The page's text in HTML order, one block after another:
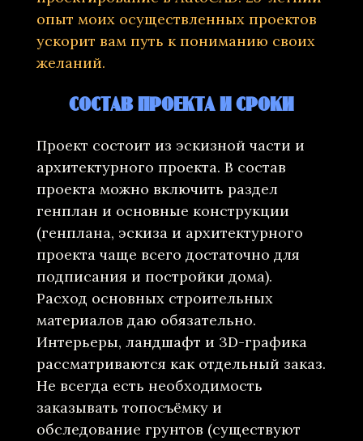
опыт моих осуществленных проектов
ускорит вам путь к пониманию своих
желаний.
СОСТАВ ПРОЕКТА И СРОКИ
Проект состоит из эскизной части и
архитектурного проекта. В состав
проекта можно включить раздел
генплан и основные конструкции
(генплана, эскиза и архитектурного
проекта чаще всего достаточно для
подписания и постройки дома).
Расход основных строительных
материалов даю обязательно.
Интерьеры, ландшафт и 3D-графика
рассматриваются как отдельный заказ.
Не всегда есть необходимость
заказывать топосъёмку и
обследование грунтов (существуют